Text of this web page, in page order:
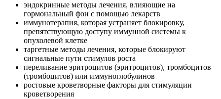
эндокринные методы лечения, влияющие на
гормональный фон с помощью лекарств
иммунотерапия, которая устраняет блокировку,
препятствующую доступу иммунной системы к
опухолевой клетке
таргетные методы лечения, которые блокируют
сигнальные пути стимулов роста
переливание эритроцитов (эритроцитов), тромбоцитов
(тромбоцитов) или иммуноглобулинов
ростовые кроветворные факторы для стимуляции
кроветворения